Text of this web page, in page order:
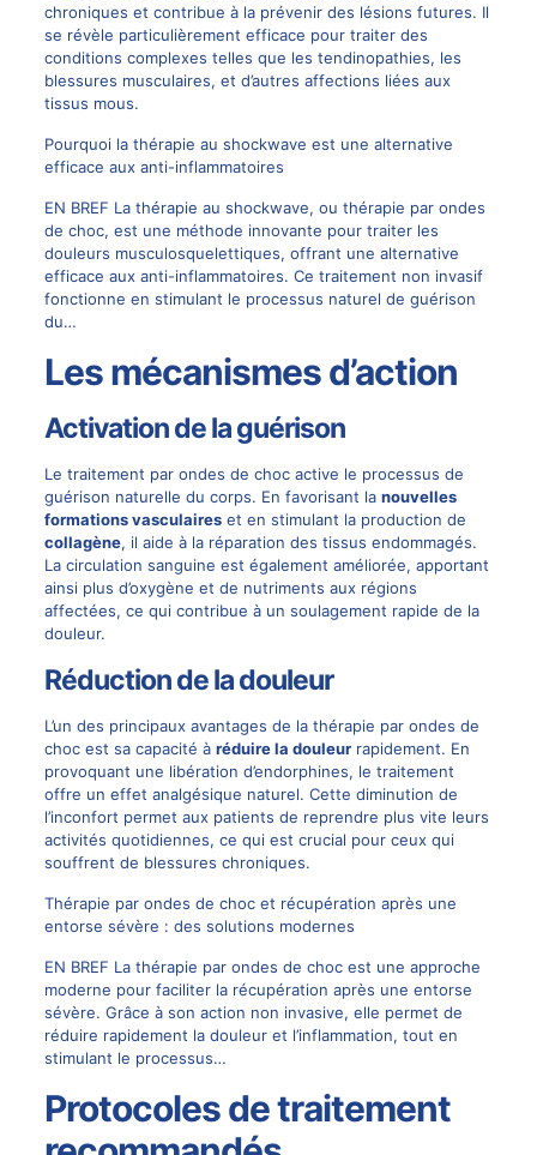
chroniques et contribue à la prévenir des lésions futures. Il
se révèle particulièrement efficace pour traiter des
conditions complexes telles que les tendinopathies, les
blessures musculaires, et d’autres affections liées aux
tissus mous.
Pourquoi la thérapie au shockwave est une alternative
efficace aux anti-inflammatoires
EN BREF La thérapie au shockwave, ou thérapie par ondes
de choc, est une méthode innovante pour traiter les
douleurs musculosquelettiques, offrant une alternative
efficace aux anti-inflammatoires. Ce traitement non invasif
fonctionne en stimulant le processus naturel de guérison
du…
Les mécanismes d’action
Activation de la guérison
Le traitement par ondes de choc active le processus de
guérison naturelle du corps. En favorisant la nouvelles
formations vasculaireset en stimulant la production de
collagène, il aide à la réparation des tissus endommagés.
La circulation sanguine est également améliorée, apportant
ainsi plus d’oxygène et de nutriments aux régions
affectées, ce qui contribue à un soulagement rapide de la
douleur.
Réduction de la douleur
L’un des principaux avantages de la thérapie par ondes de
choc est sa capacité à réduire la douleurrapidement. En
provoquant une libération d’endorphines, le traitement
offre un effet analgésique naturel. Cette diminution de
l’inconfort permet aux patients de reprendre plus vite leurs
activités quotidiennes, ce qui est crucial pour ceux qui
souffrent de blessures chroniques.
Thérapie par ondes de choc et récupération après une
entorse sévère : des solutions modernes
EN BREF La thérapie par ondes de choc est une approche
moderne pour faciliter la récupération après une entorse
sévère. Grâce à son action non invasive, elle permet de
réduire rapidement la douleur et l’inflammation, tout en
stimulant le processus…
Protocoles de traitement